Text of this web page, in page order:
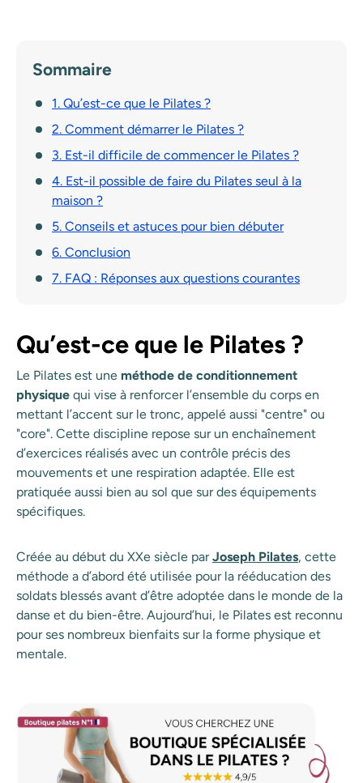
Sommaire
1. Qu’est-ce que le Pilates ?
2. Comment démarrer le Pilates ?
3. Est-il difficile de commencer le Pilates ?
4. Est-il possible de faire du Pilates seul à la
maison ?
5. Conseils et astuces pour bien débuter
6. Conclusion
7. FAQ : Réponses aux questions courantes
Qu’est-ce que le Pilates ?
Le Pilates est une méthode de conditionnement
physique qui vise à renforcer l’ensemble du corps en
mettant l’accent sur le tronc, appelé aussi "centre" ou
"core". Cette discipline repose sur un enchaînement
d’exercices réalisés avec un contrôle précis des
mouvements et une respiration adaptée. Elle est
pratiquée aussi bien au sol que sur des équipements
spécifiques.
Créée au début du XXe siècle parJoseph Pilates, cette
méthode a d’abord été utilisée pour la rééducation des
soldats blessés avant d’être adoptée dans le monde de la
danse et du bien-être. Aujourd’hui, le Pilates est reconnu
pour ses nombreux bienfaits sur la forme physique et
mentale.